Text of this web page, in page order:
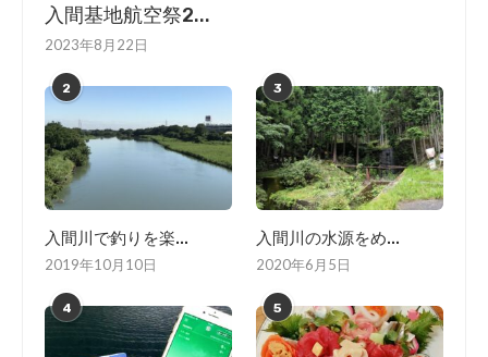
入間基地航空祭2...
2023年8月22日
2
入間川で釣りを楽...
2019年10月10日
3
入間川の水源をめ...
2020年6月5日
4 5